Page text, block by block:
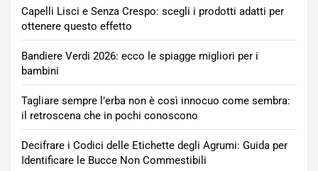
Capelli Lisci e Senza Crespo: scegli i prodotti adatti per
ottenere questo effetto
Bandiere Verdi 2026: ecco le spiagge migliori per i
bambini
Tagliare sempre l’erba non è così innocuo come sembra:
il retroscena che in pochi conoscono
Decifrare i Codici delle Etichette degli Agrumi: Guida per
Identificare le Bucce Non Commestibili